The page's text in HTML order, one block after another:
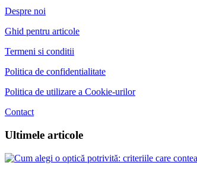
Despre noi
Ghid pentru articole
Termeni si conditii
Politica de confidentialitate
Politica de utilizare a Cookie-urilor
Contact
Ultimele articole